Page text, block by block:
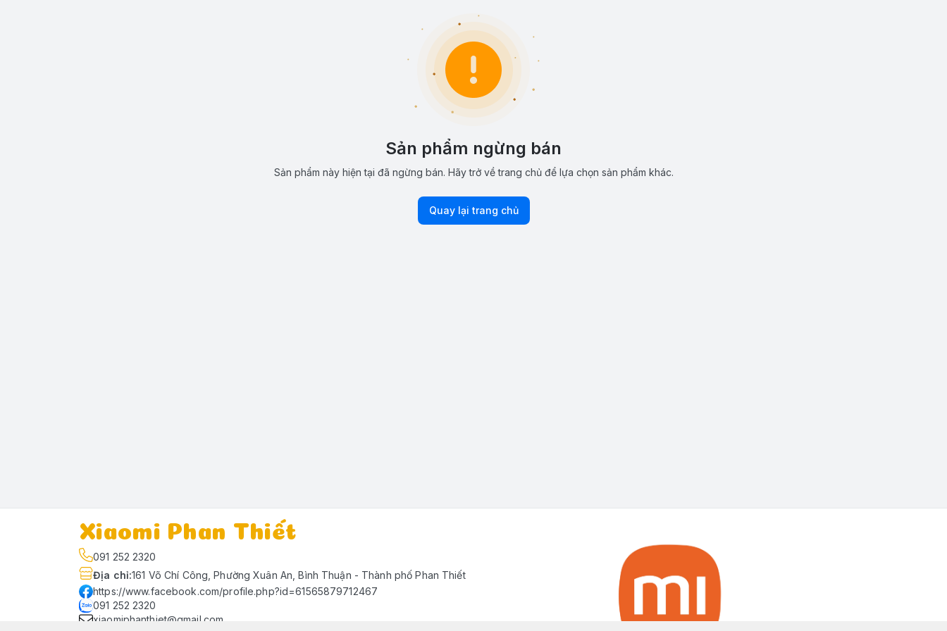
Sản phẩm ngừng bán
Sản phẩm này hiện tại đã ngừng bán. Hãy trở về trang chủ để lựa chọn sản phẩm khác.
Quay lại trang chủ
Xiaomi Phan Thiết
091 252 2320
Địa chỉ:161 Võ Chí Công, Phường Xuân An, Bình Thuận - Thành phố Phan Thiết
https://www.facebook.com/profile.php?id=61565879712467
091 252 2320
xiaomiphanthiet@gmail.com